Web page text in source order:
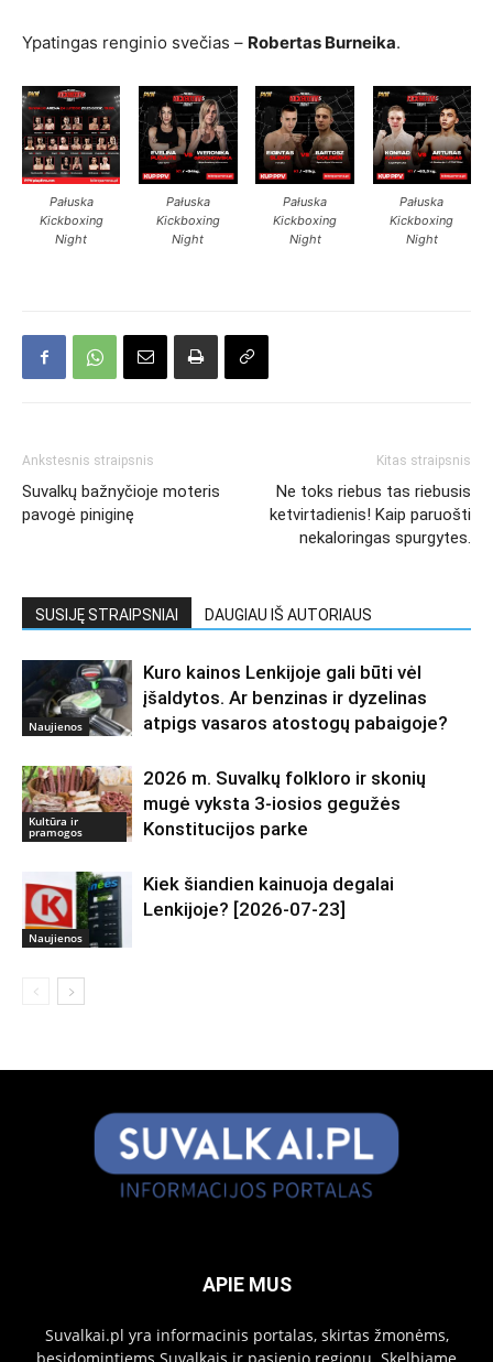
Ypatingas renginio svečias – Robertas Burneika.
Pałuska
Kickboxing
Night
Pałuska
Kickboxing
Night
Pałuska
Kickboxing
Night
Pałuska
Kickboxing
Night
Ankstesnis straipsnis
Suvalkų bažnyčioje moteris
pavogė piniginę
Kitas straipsnis
Ne toks riebus tas riebusis
ketvirtadienis! Kaip paruošti
nekaloringas spurgytes.
SUSIJĘ STRAIPSNIAI DAUGIAU IŠ AUTORIAUS
Naujienos
Kuro kainos Lenkijoje gali būti vėl
įšaldytos. Ar benzinas ir dyzelinas
atpigs vasaros atostogų pabaigoje?
Kultūra ir
pramogos
2026 m. Suvalkų folkloro ir skonių
mugė vyksta 3-iosios gegužės
Konstitucijos parke
Naujienos
Kiek šiandien kainuoja degalai
Lenkijoje? [2026-07-23]
APIE MUS
Suvalkai.pl yra informacinis portalas, skirtas žmonėms,
besidomintiems Suvalkais ir pasienio regionu. Skelbiame